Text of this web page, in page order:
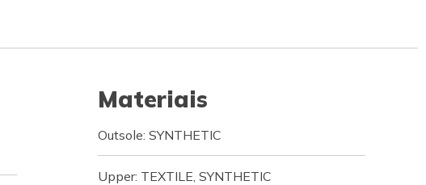
Materiais
Outsole: SYNTHETIC
Upper: TEXTILE, SYNTHETIC